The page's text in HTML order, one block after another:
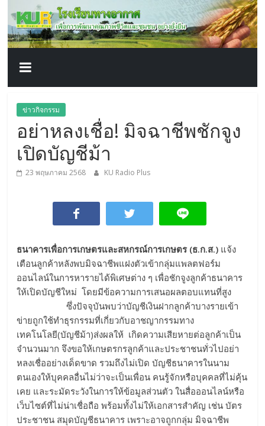
content
โรงเรียน
ทาง
อากาศ​
เพื่อ
พัฒนา
คุณภาพ
ชีวิต
ข่าวกิจกรรม
อย่าหลงเชื่อ! มิจฉาชีพชักจูง
เปิดบัญชีม้า
23 พฤษภาคม 2568 KU Radio Plus
ธนาคารเพื่อการเกษตรและสหกรณ์การเกษตร (ธ.ก.ส.) แจ้ง
เตือนลูกค้าหลังพบมิจฉาชีพแฝงตัวเข้ากลุ่มแพลตฟอร์ม
ออนไลน์ในการหารายได้พิเศษต่าง ๆ เพื่อชักจูงลูกค้าธนาคาร
ให้เปิดบัญชีใหม่ โดยมีข้อความการเสนอผลตอบแทนที่สูง
ซึ่งปัจจุบันพบว่าบัญชีเงินฝากลูกค้าบางรายเข้า
ข่ายถูกใช้ทำธุรกรรมที่เกี่ยวกับอาชญากรรมทาง
เทคโนโลยี(บัญชีม้า)ส่งผลให้ เกิดความเสียหายต่อลูกค้าเป็น
จำนวนมาก จึงขอให้เกษตรกรลูกค้าและประชาชนทั่วไปอย่า
หลงเชื่ออย่างเด็ดขาด รวมถึงไม่เปิด บัญชีธนาคารในนาม
ตนเองให้บุคคลอื่นไม่ว่าจะเป็นเพื่อน คนรู้จักหรือบุคคลที่ไม่คุ้น
เคย และระมัดระวังในการให้ข้อมูลส่วนตัว ในสื่อออนไลน์หรือ
เว็บไซต์ที่ไม่น่าเชื่อถือ พร้อมทั้งไม่ให้เอกสารสำคัญ เช่น บัตร
ประชาชน สมุดบัญชีธนาคาร เพราะอาจถูกกลุ่ม มิจฉาชีพ